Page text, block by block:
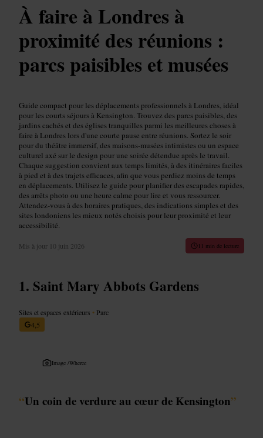
À faire à Londres à
proximité des réunions :
parcs paisibles et musées
Guide compact pour les déplacements professionnels à Londres, idéal
pour les courts séjours à Kensington. Trouvez des parcs paisibles, des
jardins cachés et des églises tranquilles parmi les meilleures choses à
faire à Londres lors d'une courte pause entre réunions. Sortez le soir
pour du théâtre immersif, des maisons-musées intimistes ou un espace
culturel axé sur le design pour une soirée détendue après le travail.
Chaque suggestion convient aux temps limités, à des itinéraires faciles
à pied et à des trajets efficaces, afin que vous perdiez moins de temps
en déplacements. Utilisez le guide pour planifier des escapades rapides,
des arrêts photo ou une heure calme pour lire et vous ressourcer.
Attendez-vous à des horaires pratiques, des indications simples et des
sites londoniens les mieux notés choisis pour leur proximité et leur
accessibilité.
Mis à jour 10 juin 2026 11 min de lecture
Saint Mary Abbots Gardens
Sites et espaces extérieurs • Parc
4,5
Image /Wheree
“Un coin de verdure au cœur de Kensington”